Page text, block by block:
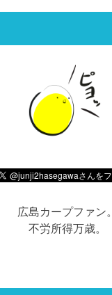
広島カープファン。
不労所得万歳。